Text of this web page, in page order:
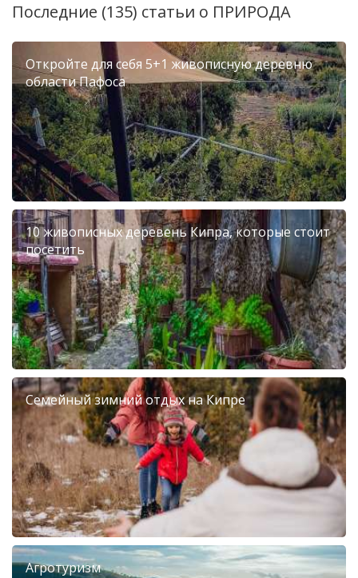
Последние (135) статьи о ПРИРОДА
Откройте для себя 5+1 живописную деревню
области Пафоса
10 живописных деревень Кипра, которые стоит
посетить
Семейный зимний отдых на Кипре
Агротуризм